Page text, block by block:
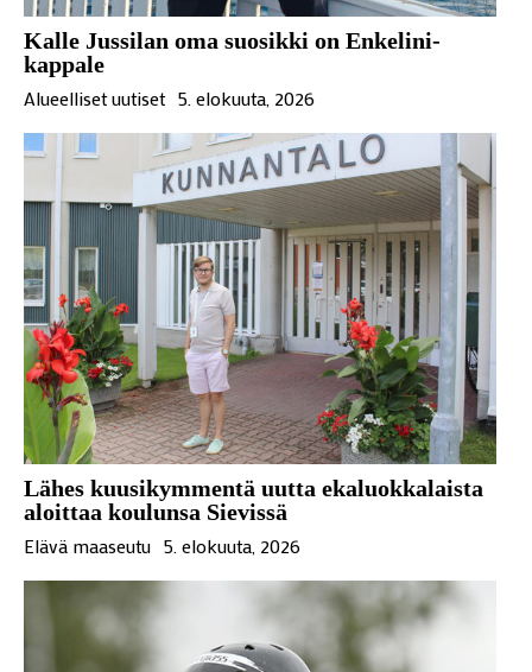
Kalle Jussilan oma suosikki on Enkelini-
kappale
Alueelliset uutiset 5. elokuuta, 2026
Lähes kuusikymmentä uutta ekaluokkalaista
aloittaa koulunsa Sievissä
Elävä maaseutu 5. elokuuta, 2026